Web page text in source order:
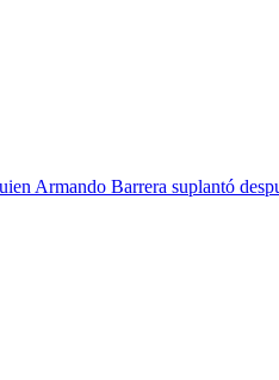
Armando Barrera suplantó